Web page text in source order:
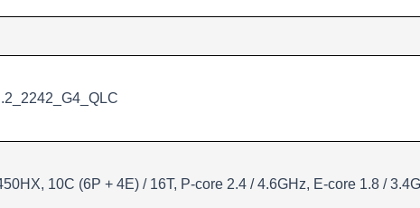
10C (6P + 4E) / 16T, P-core 2.4 / 4.6GHz, E-core 1.8 /